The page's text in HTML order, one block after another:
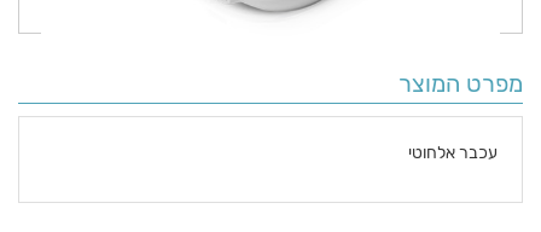
מפרט המוצר
עכבר אלחוטי